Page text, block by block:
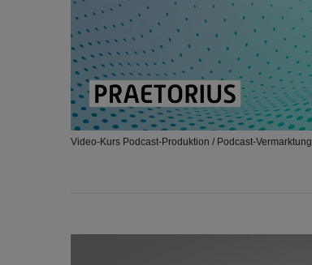
Video-Kurs Podcast-Produktion / Podcast-Vermarktung